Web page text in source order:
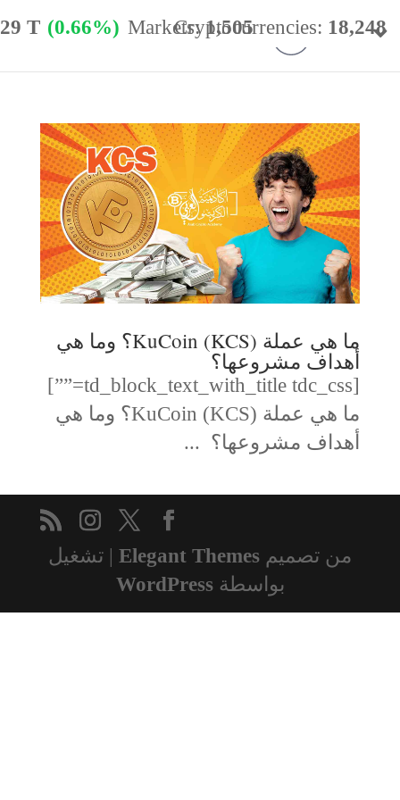
ما هي عملة KuCoin (KCS)؟ وما هي
أهداف مشروعها؟
[td_block_text_with_title tdc_css=””]
ما هي عملة KuCoin (KCS)؟ وما هي
أهداف مشروعها؟ ...
من تصميم Elegant Themes | تشغيل
بواسطةWordPress
Cryptocurrencies: 18,248
Markets:1,505
T (0.66%)